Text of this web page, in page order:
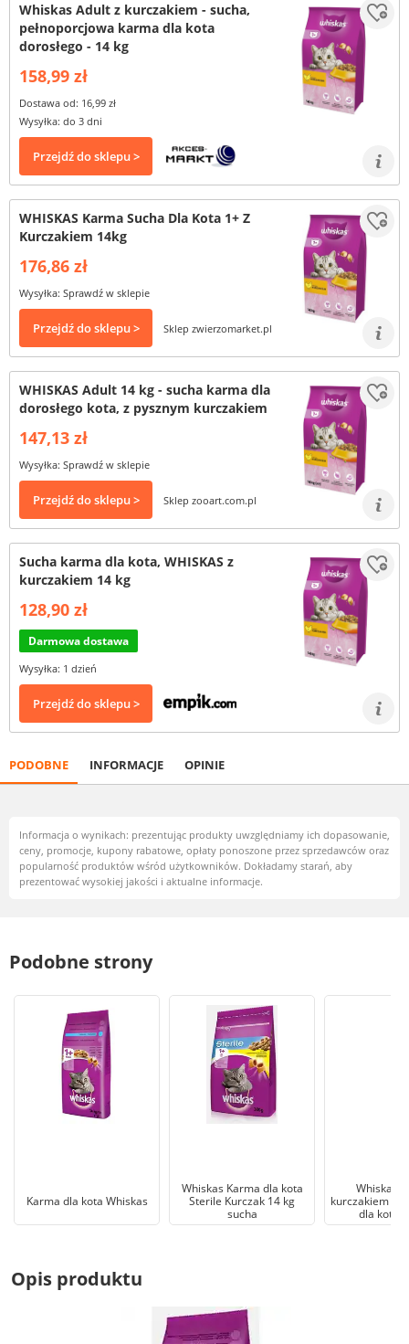
Whiskas Adult z kurczakiem - sucha,
pełnoporcjowa karma dla kota
dorosłego - 14 kg
158,99 zł
Dostawa od: 16,99 zł
Wysyłka: do 3 dni
Przejdź do sklepu >
WHISKAS Karma Sucha Dla Kota 1+ Z
Kurczakiem 14kg
176,86 zł
Wysyłka: Sprawdź w sklepie
Przejdź do sklepu > Sklep zwierzomarket.pl
WHISKAS Adult 14 kg - sucha karma dla
dorosłego kota, z pysznym kurczakiem
147,13 zł
Wysyłka: Sprawdź w sklepie
Przejdź do sklepu > Sklep zooart.com.pl
Sucha karma dla kota, WHISKAS z
kurczakiem 14 kg
128,90 zł
Darmowa dostawa
Wysyłka: 1 dzień
Przejdź do sklepu >
PODOBNE INFORMACJE OPINIE
Informacja o wynikach: prezentując produkty uwzględniamy ich dopasowanie,
ceny, promocje, kupony rabatowe, opłaty ponoszone przez sprzedawców oraz
popularność produktów wśród użytkowników. Dokładamy starań, aby
prezentować wysokiej jakości i aktualne informacje.
Podobne strony
Karma dla kota Whiskas
Whiskas Karma dla kota
Sterile Kurczak 14 kg
sucha
Whiskas
kurczakiem -
dla kota -
Opis produktu